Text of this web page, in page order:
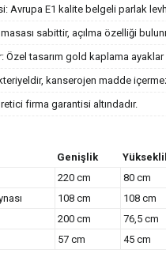
Avrupa E1 kalite belgeli parlak
sabittir, açılma özelliği
Özel tasarım gold kaplama ayaklar
kanserojen madde
firma garantisi altındadır.
Genişlik
220 cm 80 cm
108 cm 108 cm
200 cm 76,5 cm
57 cm 45 cm